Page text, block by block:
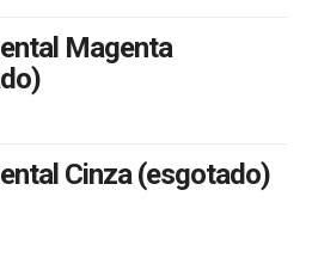
Magenta
Cinza (esgotado)